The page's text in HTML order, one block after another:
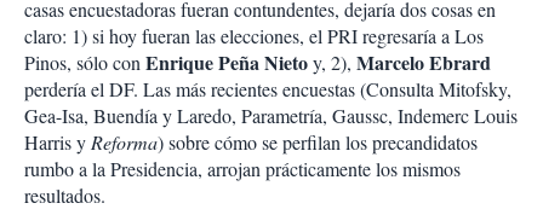
casas encuestadoras fueran contundentes, dejaría dos cosas en
claro: 1) si hoy fueran las elecciones, el PRI regresaría a Los
Pinos, sólo con Enrique Peña Nietoy, 2), Marcelo Ebrard
perdería el DF. Las más recientes encuestas (Consulta Mitofsky,
Gea-Isa, Buendía y Laredo, Parametría, Gaussc, Indemerc Louis
Harris y Reforma) sobre cómo se perfilan los precandidatos
rumbo a la Presidencia, arrojan prácticamente los mismos
resultados.